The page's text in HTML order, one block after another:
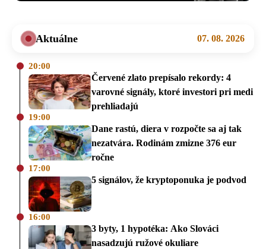
Aktuálne 07. 08. 2026
20:00
Červené zlato prepísalo rekordy: 4
varovné signály, ktoré investori pri medi
prehliadajú
19:00
Dane rastú, diera v rozpočte sa aj tak
nezatvára. Rodinám zmizne 376 eur
ročne
17:00
5 signálov, že kryptoponuka je podvod
16:00
3 byty, 1 hypotéka: Ako Slováci
nasadzujú ružové okuliare